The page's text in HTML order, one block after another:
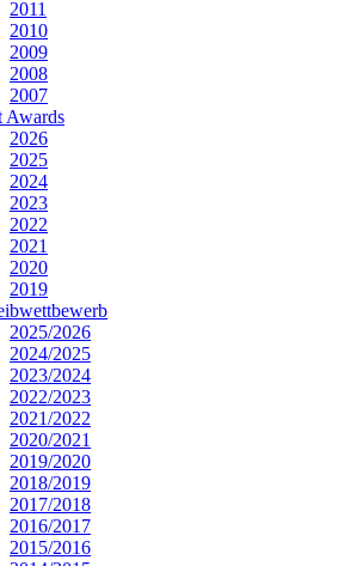
2011
2010
2009
2008
2007
Awards
2026
2025
2024
2023
2022
2021
2020
2019
2025/2026
2024/2025
2023/2024
2022/2023
2021/2022
2020/2021
2019/2020
2018/2019
2017/2018
2016/2017
2015/2016